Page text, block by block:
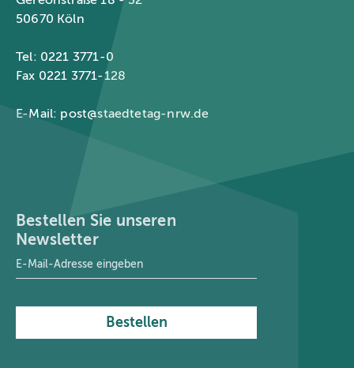
50670 Köln
Tel: 0221 3771-0
Fax 0221 3771-128
E-Mail: post@staedtetag-nrw.de
Bestellen Sie unseren
Newsletter
E-Mail-Adresse
Bestellen